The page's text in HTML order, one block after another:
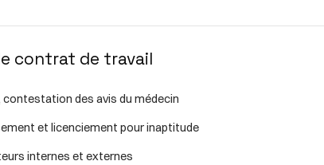
contrat de travail
des avis du médecin
et licenciement pour inaptitude
internes et externes